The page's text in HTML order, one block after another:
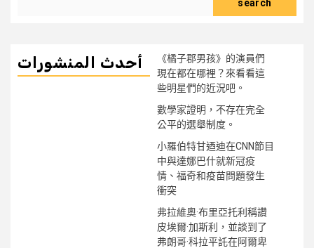
search
أحدث المنشورات
《橘子郡男孩》的演員們
現在都在哪裡？來看看這
些明星們的近況吧。
數學家證明，不存在完全
公平的選舉制度。
小羅伯特甘迺迪在CNN節目
中與達娜巴什就新冠疫
情、福奇和疫苗問題發生
衝突
弗拉維奧·布里亞托利稱讚
皮埃爾·加斯利，並談到了
弗朗哥·科拉平託在阿爾卑